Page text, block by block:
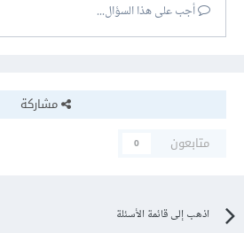
أجب على هذا السؤال...
مشاركة
متابعون
0
اذهب إلى قائمة الأسئلة